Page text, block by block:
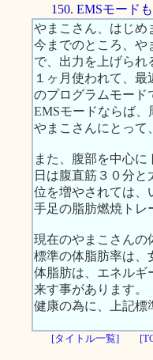
150. EMSモード
やまこさん、はじめ
今までのところ、や
で、出力を上げられ
１ヶ月使われて、
のプログラムモード
EMSモードならば
やまこさんにとって
また、腹部を中心
日は腹直筋３０分
位を増やされては、
手足の脂肪燃焼トレ
現在のやまこさんの
標準の体脂肪率は、
体脂肪は、エネルギ
来す事があります。
健康の為に、上記標
[タイトル一覧]